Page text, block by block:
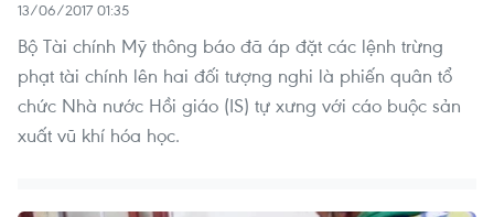
13/06/2017 01:35
Bộ Tài chính Mỹ thông báo đã áp đặt các lệnh trừng
phạt tài chính lên hai đối tượng nghi là phiến quân tổ
chức Nhà nước Hồi giáo (IS) tự xưng với cáo buộc sản
xuất vũ khí hóa học.